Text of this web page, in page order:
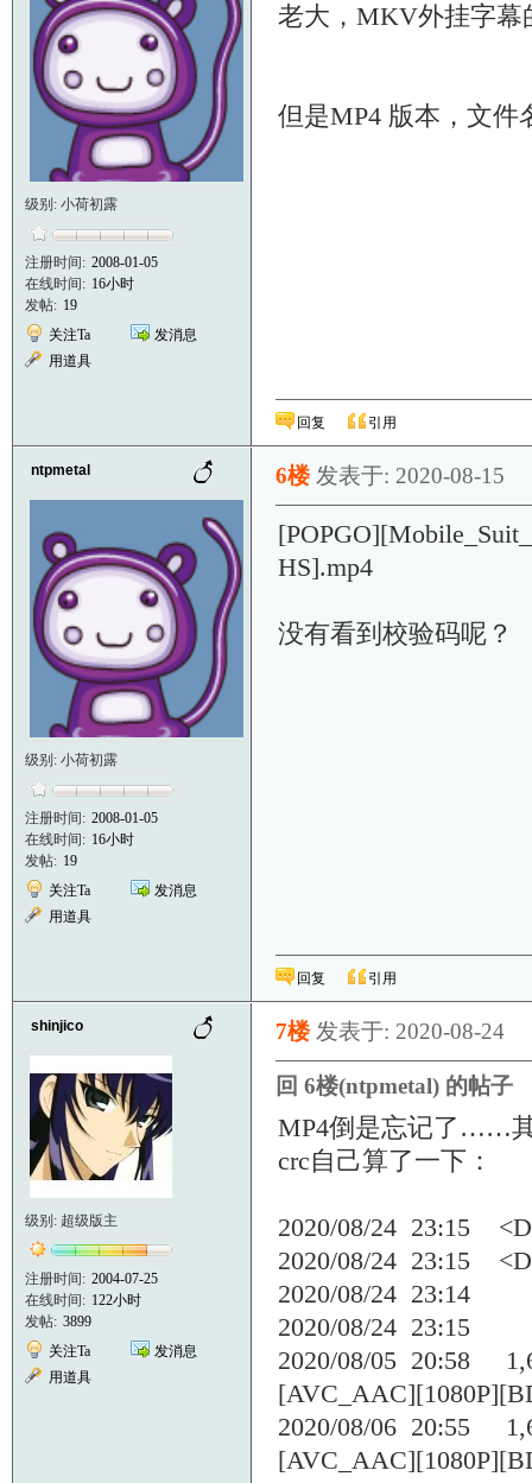
级别: 小荷初露
注册时间: 2008-01-05
在线时间: 16小时
发帖: 19
关注Ta
发消息
用道具
老大，MKV外挂字幕
但是MP4 版本，文件
回复 引用
ntpmetal
级别: 小荷初露
注册时间: 2008-01-05
在线时间: 16小时
发帖: 19
关注Ta
发消息
用道具
6楼 发表于: 2020-08-15
HS].mp4
没有看到校验码呢？
回复 引用
shinjico
级别: 超级版主
注册时间: 2004-07-25
在线时间: 122小时
发帖: 3899
关注Ta
发消息
用道具
7楼 发表于: 2020-08-24
回 6楼(ntpmetal) 的帖子
MP4倒是忘记了……其
crc自己算了一下：
2020/08/24
2020/08/24
2020/08/24
2020/08/24
2020/08/05 20:58
2020/08/06 20:55